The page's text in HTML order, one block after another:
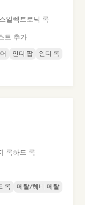
일렉트로닉 록
트 추가
인디 팝
인디 록
록하드 록
록
메탈/헤비 메탈